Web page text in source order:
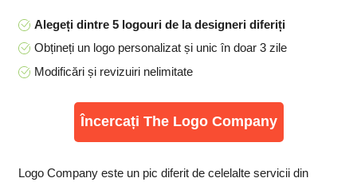
Alegeți dintre 5 logouri de la designeri diferiți
Obțineți un logo personalizat și unic în doar 3 zile
Modificări și revizuiri nelimitate
Încercați The Logo Company
Logo Company este un pic diferit de celelalte servicii din